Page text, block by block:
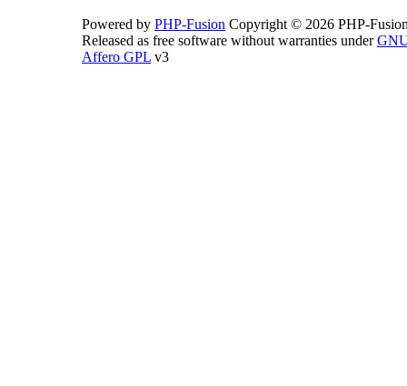
Powered by PHP-Fusion Copyright © 2026 PHP-
Released as free software without warranties under
Affero GPL v3